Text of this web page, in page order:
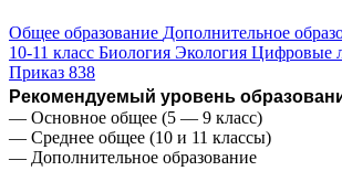
Общее образование Дополнительное
10-11 класс Биология Экология Цифровые
Приказ 838
Рекомендуемый уровень
— Основное общее (5 — 9 класс)
— Среднее общее (10 и 11 классы)
— Дополнительное образование